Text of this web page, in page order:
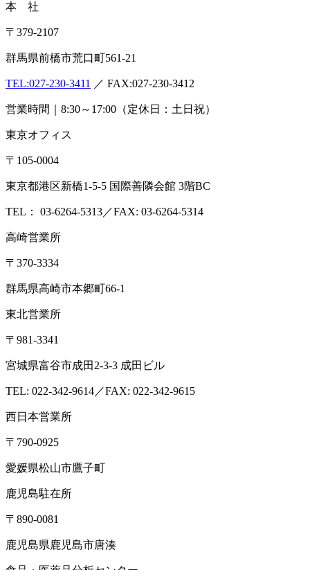
本 社
〒379-2107
群馬県前橋市荒口町561-21
TEL:027-230-3411 ／ FAX:027-230-3412
営業時間｜8:30～17:00（定休日：土日祝）
東京オフィス
〒105-0004
東京都港区新橋1-5-5 国際善隣会館 3階BC
TEL： 03-6264-5313／FAX: 03-6264-5314
高崎営業所
〒370-3334
群馬県高崎市本郷町66-1
東北営業所
〒981-3341
宮城県富谷市成田2-3-3 成田ビル
TEL: 022-342-9614／FAX: 022-342-9615
西日本営業所
〒790-0925
愛媛県松山市鷹子町
鹿児島駐在所
〒890-0081
鹿児島県鹿児島市唐湊